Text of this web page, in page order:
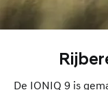
De IONIQ 9 is